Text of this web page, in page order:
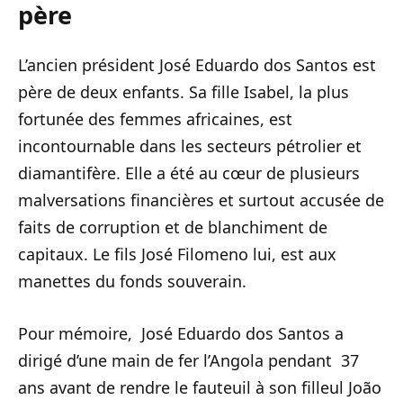
père
L’ancien président José Eduardo dos Santos est
père de deux enfants. Sa fille Isabel, la plus
fortunée des femmes africaines, est
incontournable dans les secteurs pétrolier et
diamantifère. Elle a été au cœur de plusieurs
malversations financières et surtout accusée de
faits de corruption et de blanchiment de
capitaux. Le fils José Filomeno lui, est aux
manettes du fonds souverain.
Pour mémoire, José Eduardo dos Santos a
dirigé d’une main de fer l’Angola pendant 37
ans avant de rendre le fauteuil à son filleul João